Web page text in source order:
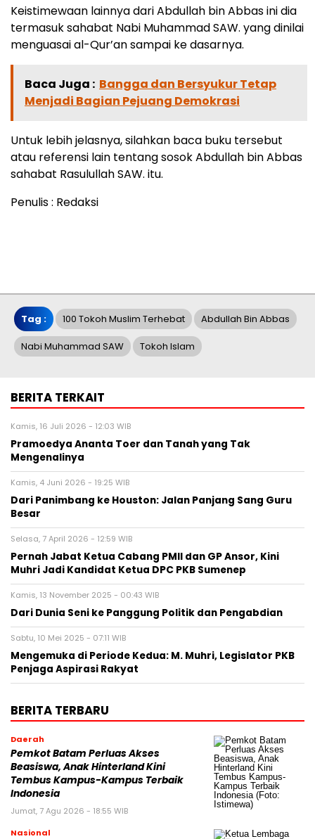
Keistimewaan lainnya dari Abdullah bin Abbas ini dia
termasuk sahabat Nabi Muhammad SAW. yang dinilai
menguasai al-Qur’an sampai ke dasarnya.
Baca Juga : Bangga dan Bersyukur Tetap
Menjadi Bagian Pejuang Demokrasi
Untuk lebih jelasnya, silahkan baca buku tersebut
atau referensi lain tentang sosok Abdullah bin Abbas
sahabat Rasulullah SAW. itu.
Penulis : Redaksi
Tag : 100 Tokoh Muslim Terhebat Abdullah Bin Abbas
Nabi Muhammad SAW Tokoh Islam
BERITA TERKAIT
Kamis, 16 Juli 2026 - 12:03 WIB
Pramoedya Ananta Toer dan Tanah yang Tak
Mengenalinya
Kamis, 4 Juni 2026 - 19:25 WIB
Dari Panimbang ke Houston: Jalan Panjang Sang Guru
Besar
Selasa, 7 April 2026 - 12:59 WIB
Pernah Jabat Ketua Cabang PMII dan GP Ansor, Kini
Muhri Jadi Kandidat Ketua DPC PKB Sumenep
Kamis, 13 November 2025 - 00:43 WIB
Dari Dunia Seni ke Panggung Politik dan Pengabdian
Sabtu, 10 Mei 2025 - 07:11 WIB
Mengemuka di Periode Kedua: M. Muhri, Legislator PKB
Penjaga Aspirasi Rakyat
BERITA TERBARU
Daerah
Pemkot Batam Perluas Akses
Beasiswa, Anak Hinterland Kini
Tembus Kampus-Kampus Terbaik
Indonesia
Jumat, 7 Agu 2026 - 18:55 WIB
Nasional